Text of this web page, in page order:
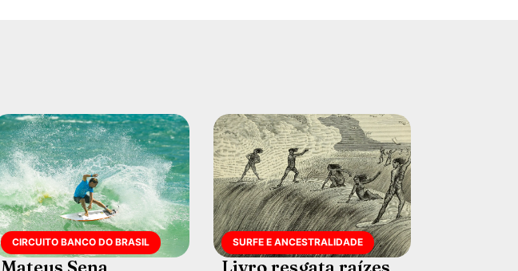
CIRCUITO BANCO DO BRASIL SURFE E ANCESTRALIDADE